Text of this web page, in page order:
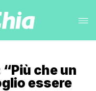
che un
essere